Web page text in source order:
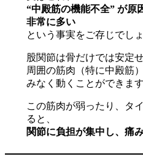
“中殿筋の機能不全” が原
非常に多い
という事実をご存じでし
股関節は骨だけでは安定せ
周囲の筋肉（特に中殿筋
みなく動くことができます
この筋肉が弱ったり、タ
ると、
関節に負担が集中し、痛